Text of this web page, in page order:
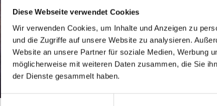
Diese Webseite verwendet Cookies
Wir verwenden Cookies, um Inhalte und Anzeigen zu
und die Zugriffe auf unsere Website zu analysieren.
Website an unsere Partner für soziale Medien, Werbung
möglicherweise mit weiteren Daten zusammen, die Sie
der Dienste gesammelt haben.
Einwilligungsauswahl